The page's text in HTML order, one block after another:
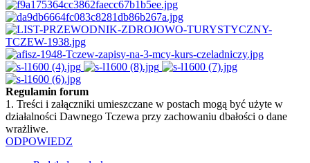
Regulamin forum
1. Treści i załączniki umieszczane w postach mogą być użyte w
działalności Dawnego Tczewa przy zachowaniu dbałości o dane
wrażliwe.
ODPOWIEDZ